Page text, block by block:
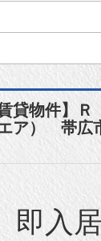
貸物件】
ア） 帯広
入居